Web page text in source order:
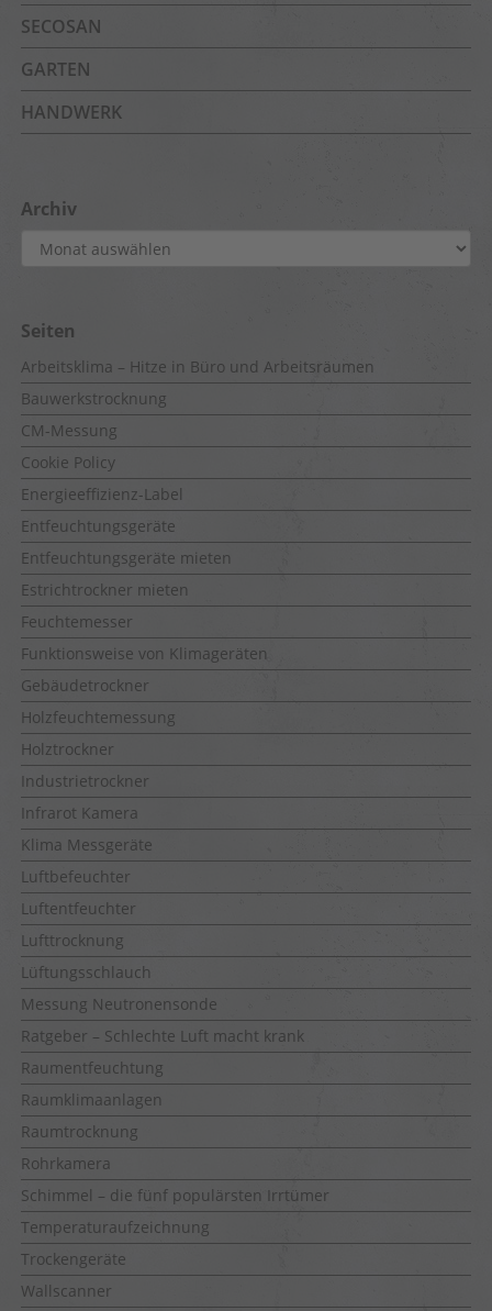
SECOSAN
GARTEN
HANDWERK
Archiv
Archiv
Seiten
Arbeitsklima – Hitze in Büro und Arbeitsräumen
Bauwerkstrocknung
CM-Messung
Cookie Policy
Energieeffizienz-Label
Entfeuchtungsgeräte
Entfeuchtungsgeräte mieten
Estrichtrockner mieten
Feuchtemesser
Funktionsweise von Klimageräten
Gebäudetrockner
Holzfeuchtemessung
Holztrockner
Industrietrockner
Infrarot Kamera
Klima Messgeräte
Luftbefeuchter
Luftentfeuchter
Lufttrocknung
Lüftungsschlauch
Messung Neutronensonde
Ratgeber – Schlechte Luft macht krank
Raumentfeuchtung
Raumklimaanlagen
Raumtrocknung
Rohrkamera
Schimmel – die fünf populärsten Irrtümer
Temperaturaufzeichnung
Trockengeräte
Wallscanner